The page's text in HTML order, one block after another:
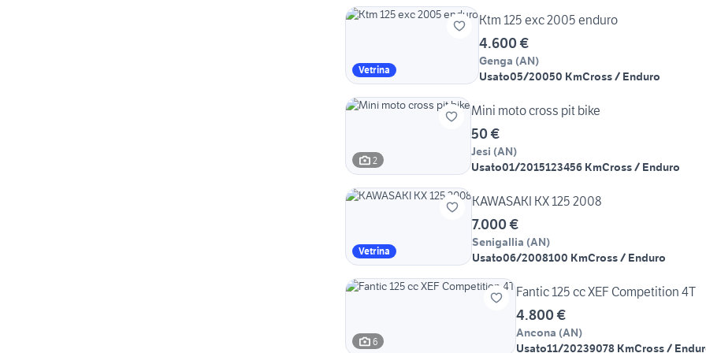
Vetrina
Ktm 125 exc 2005 enduro
4.600 €
Genga (AN)
Usato05/20050 KmCross / Enduro
2
Mini moto cross pit bike
50 €
Jesi (AN)
Usato01/2015123456 KmCross / Enduro
Vetrina
KAWASAKI KX 125 2008
7.000 €
Senigallia (AN)
Usato06/2008100 KmCross / Enduro
6
Fantic 125 cc XEF Competition 4T
4.800 €
Ancona (AN)
Usato11/20239078 KmCross /